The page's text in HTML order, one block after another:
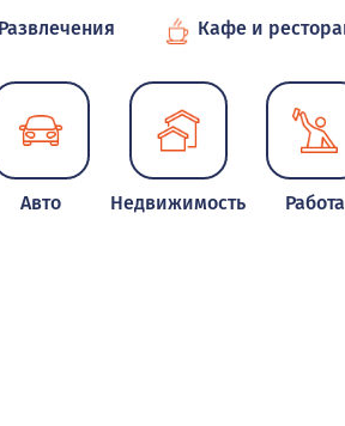
Развлечения Кафе и
Авто Недвижимость Работа